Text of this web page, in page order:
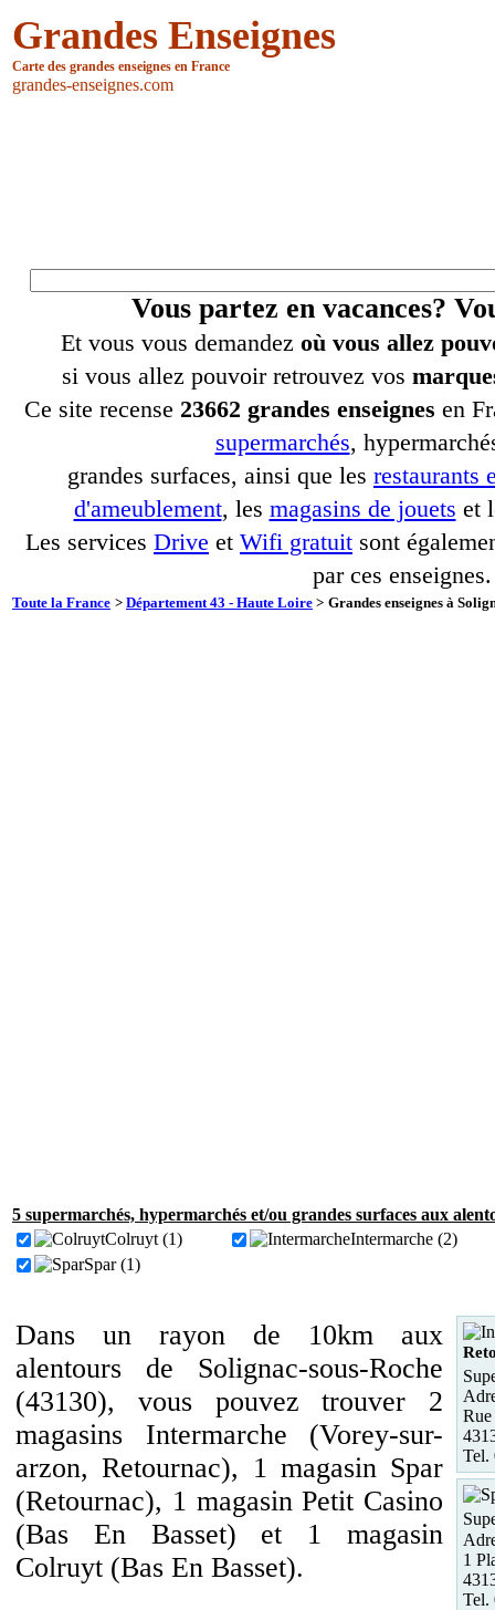
Grandes Enseignes
Carte des grandes enseignes en France
grandes-enseignes.com
Vous partez en vacances?
Et vous vous demandez où vous allez
si vous allez pouvoir retrouvez vos
Ce site recense 23662 grandes enseignes en
supermarchés,
grandes surfaces, ainsi que les restaurants
d'ameublement, les magasins de jouets et
Les services Drive et Wifi gratuit sont
par ces enseignes.
Toute la France > Département 43 - Haute Loire > Grandes enseignes à
5 supermarchés, hypermarchés et/ou grandes surfaces aux
Colruyt (1)
Intermarche (2)
Spar (1)
Dans un rayon de 10km aux
alentours de Solignac-sous-Roche
(43130), vous pouvez trouver 2
magasins Intermarche (Vorey-sur-
arzon, Retournac), 1 magasin Spar
(Retournac), 1 magasin Petit Casino
(Bas En Basset) et 1 magasin
Colruyt (Bas En Basset).
Rue
Tel.
1
Tel.